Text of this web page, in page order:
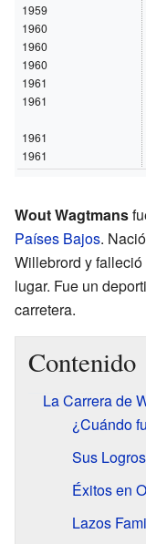
1959
1960
1960
1960
1961
1961
1961
1961
Wout Wagtmans
Países Bajos.
Willebrord y
lugar. Fue un
carretera.
Contenido
La Carrera de
¿Cuándo
Sus
Éxitos en
Lazos